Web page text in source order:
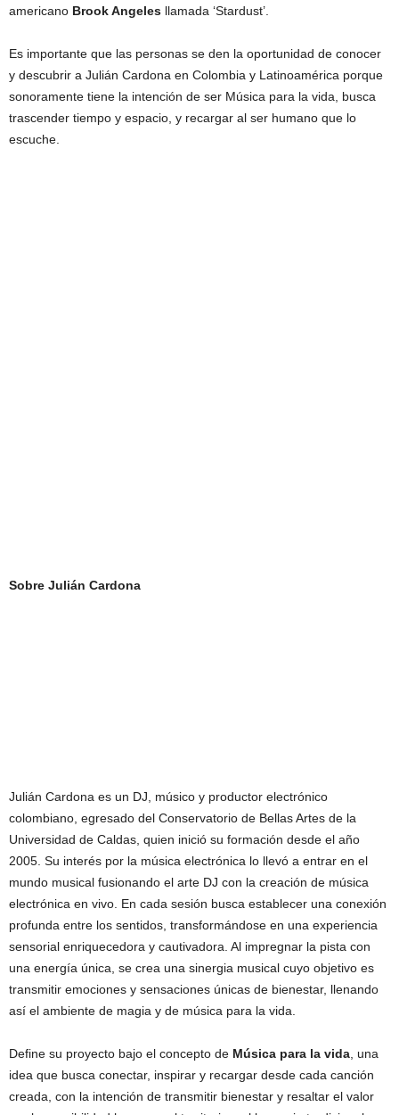
americano Brook Angeles llamada ‘Stardust’.
Es importante que las personas se den la oportunidad de conocer
y descubrir a Julián Cardona en Colombia y Latinoamérica porque
sonoramente tiene la intención de ser Música para la vida, busca
trascender tiempo y espacio, y recargar al ser humano que lo
escuche.
Sobre Julián Cardona
Julián Cardona es un DJ, músico y productor electrónico
colombiano, egresado del Conservatorio de Bellas Artes de la
Universidad de Caldas, quien inició su formación desde el año
2005. Su interés por la música electrónica lo llevó a entrar en el
mundo musical fusionando el arte DJ con la creación de música
electrónica en vivo. En cada sesión busca establecer una conexión
profunda entre los sentidos, transformándose en una experiencia
sensorial enriquecedora y cautivadora. Al impregnar la pista con
una energía única, se crea una sinergia musical cuyo objetivo es
transmitir emociones y sensaciones únicas de bienestar, llenando
así el ambiente de magia y de música para la vida.
Define su proyecto bajo el concepto de Música para la vida , una
idea que busca conectar, inspirar y recargar desde cada canción
creada, con la intención de transmitir bienestar y resaltar el valor